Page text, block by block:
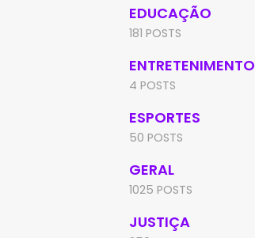
EDUCAÇÃO
181 POSTS
ENTRETENIMENTO
4 POSTS
ESPORTES
50 POSTS
GERAL
1025 POSTS
JUSTIÇA